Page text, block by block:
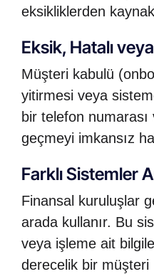
eksikliklerden
Eksik, Hatalı
Müşteri kabulü
yitirmesi veya
bir telefon
geçmeyi imkansız
Farklı Sistemler
Finansal kuruluşlar
arada kullanır. Bu
veya işleme ait
derecelik bir müşteri